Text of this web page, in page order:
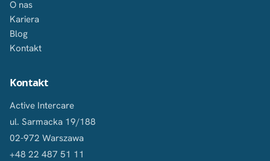
O nas
Kariera
Blog
Kontakt
Kontakt
Active Intercare
ul. Sarmacka 19/188
02-972 Warszawa
+48 22 487 51 11